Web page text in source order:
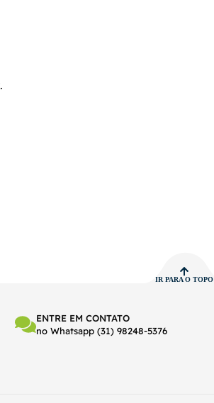
IR PARA O TOPO
ENTRE EM CONTATO
no Whatsapp (31) 98248-5376